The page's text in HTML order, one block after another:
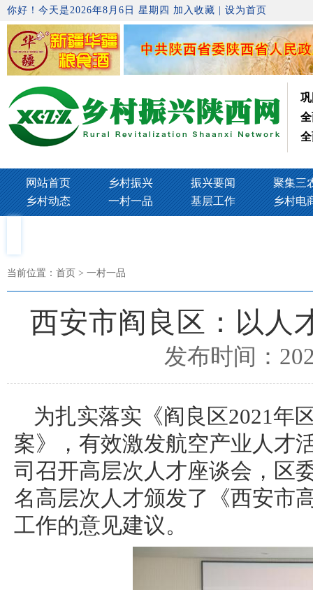
你好！今天是2026年8月6日 星期四 加入收藏 设为首页
网站首页 乡村振兴 振兴要闻
聚集三
乡村动态
一村一品 基层工作 乡村电
当前位置： 首页> 一村一品
西安市阎良区：以人
发布时间：
为扎实落实《阎良区2021年
案》，有效激发航空产业人才
司召开高层次人才座谈会，区
名高层次人才颁发了《西安市
工作的意见建议。